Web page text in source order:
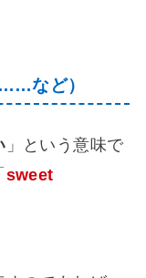
など）
」という意味で
sweet